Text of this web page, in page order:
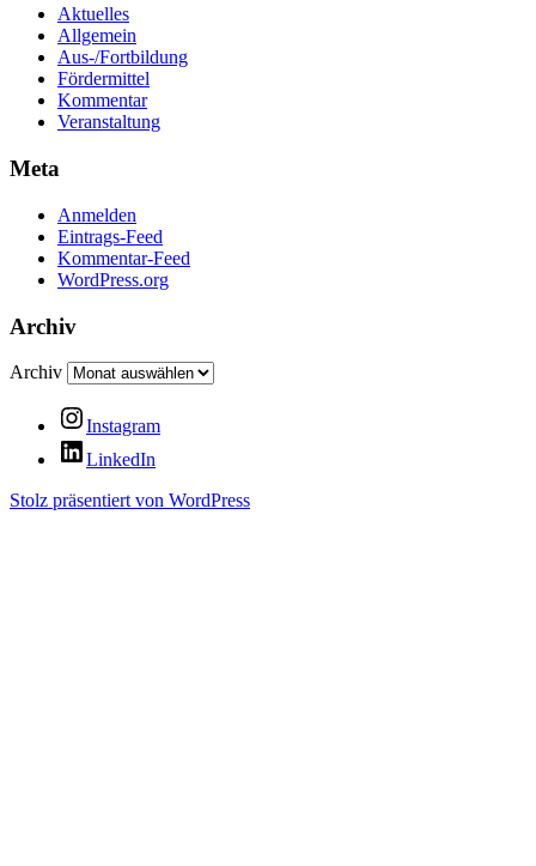
Aktuelles
Allgemein
Aus-/Fortbildung
Fördermittel
Kommentar
Veranstaltung
Meta
Anmelden
Eintrags-Feed
Kommentar-Feed
WordPress.org
Archiv
Archiv
Instagram
LinkedIn
Stolz präsentiert von WordPress